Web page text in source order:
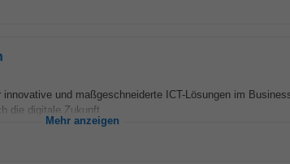
und maßgeschneiderte ICT-Lösungen im
die digitale Zukunft...
Mehr anzeigen